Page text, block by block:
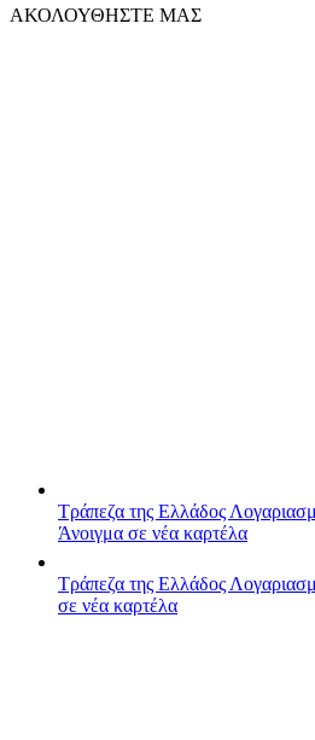
ΑΚΟΛΟΥΘΗΣΤΕ ΜΑΣ
Τράπεζα της Ελλάδος
Άνοιγμα σε νέα καρτέλα
Τράπεζα της Ελλάδος
σε νέα καρτέλα